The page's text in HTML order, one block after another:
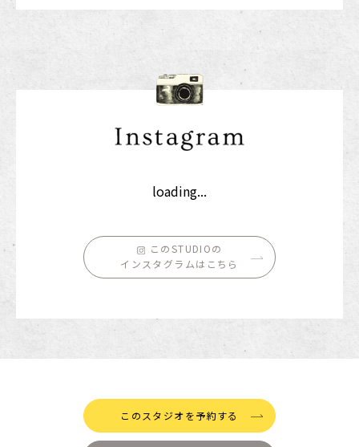
loading...
このSTUDIOの
インスタグラムはこちら
このスタジオを予約する